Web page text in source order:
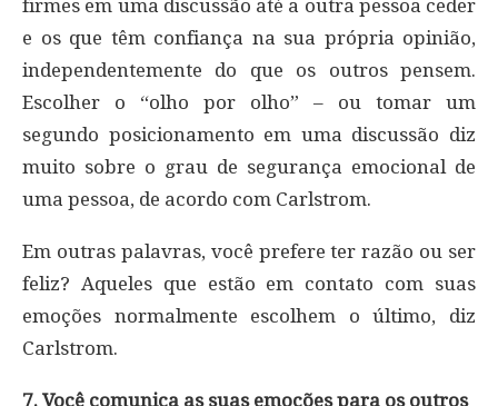
firmes em uma discussão até a outra pessoa ceder
e os que têm confiança na sua própria opinião,
independentemente do que os outros pensem.
Escolher o “olho por olho” – ou tomar um
segundo posicionamento em uma discussão diz
muito sobre o grau de segurança emocional de
uma pessoa, de acordo com Carlstrom.
Em outras palavras, você prefere ter razão ou ser
feliz? Aqueles que estão em contato com suas
emoções normalmente escolhem o último, diz
Carlstrom.
7. Você comunica as suas emoções para os outros